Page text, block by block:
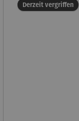
Derzeit vergriffen